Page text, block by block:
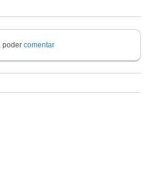
poder comentar